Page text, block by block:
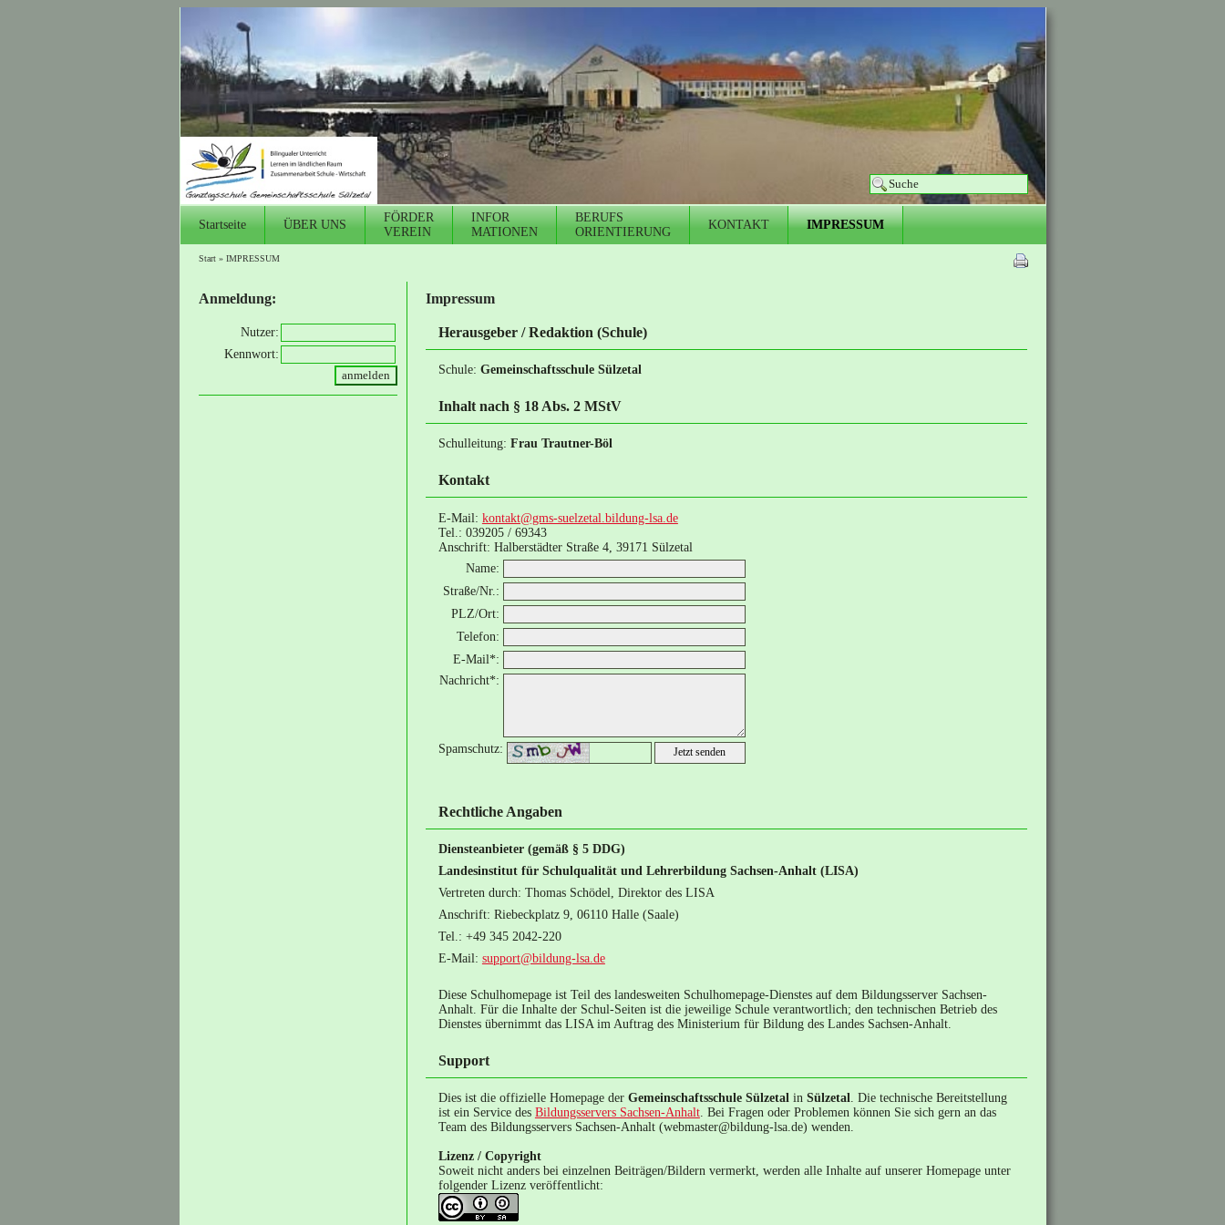
Startseite ÜBER UNS
FÖRDER
VEREIN
INFOR
MATIONEN
BERUFS
ORIENTIERUNG
KONTAKT IMPRESSUM
Start» IMPRESSUM
Anmeldung:
Nutzer:
Kennwort:
Impressum
Herausgeber / Redaktion (Schule)
Schule: Gemeinschaftsschule Sülzetal
Inhalt nach § 18 Abs. 2 MStV
Schulleitung: Frau Trautner-Böl
Kontakt
E-Mail: kontakt@gms-suelzetal.bildung-lsa.de
Tel.: 039205 / 69343
Anschrift: Halberstädter Straße 4, 39171 Sülzetal
Name:
Straße/Nr.:
PLZ/Ort:
Telefon:
E-Mail*:
Nachricht*:
Spamschutz:
Rechtliche Angaben
Diensteanbieter (gemäß § 5 DDG)
Landesinstitut für Schulqualität und Lehrerbildung Sachsen-Anhalt (LISA)
Vertreten durch: Thomas Schödel, Direktor des LISA
Anschrift: Riebeckplatz 9, 06110 Halle (Saale)
Tel.: +49 345 2042-220
E-Mail: support@bildung-lsa.de
Diese Schulhomepage ist Teil des landesweiten Schulhomepage-Dienstes auf dem Bildungsserver Sachsen-
Anhalt. Für die Inhalte der Schul-Seiten ist die jeweilige Schule verantwortlich; den technischen Betrieb des
Dienstes übernimmt das LISA im Auftrag des Ministerium für Bildung des Landes Sachsen-Anhalt.
Support
Dies ist die offizielle Homepage der Gemeinschaftsschule Sülzetalin Sülzetal. Die technische Bereitstellung
ist ein Service des Bildungsservers Sachsen-Anhalt. Bei Fragen oder Problemen können Sie sich gern an das
Team des Bildungsservers Sachsen-Anhalt (webmaster@bildung-lsa.de) wenden.
Lizenz / Copyright
Soweit nicht anders bei einzelnen Beiträgen/Bildern vermerkt, werden alle Inhalte auf unserer Homepage unter
folgender Lizenz veröffentlicht: